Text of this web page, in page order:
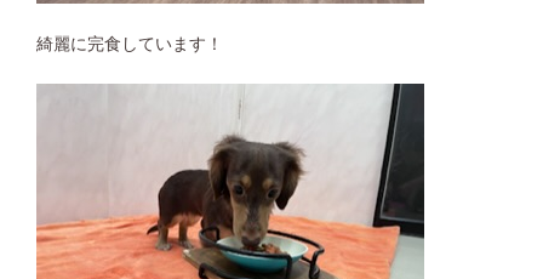
綺麗に完食しています！